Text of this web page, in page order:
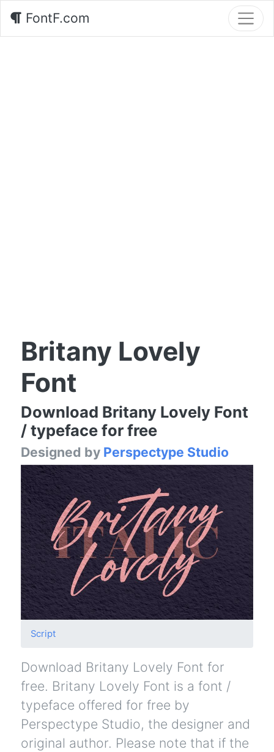
FontF.com
Britany Lovely
Font
Download Britany Lovely Font
/ typeface for free
Designed by Perspectype Studio
Script
Download Britany Lovely Font for
free. Britany Lovely Font is a font /
typeface offered for free by
Perspectype Studio, the designer and
original author. Please note that if the